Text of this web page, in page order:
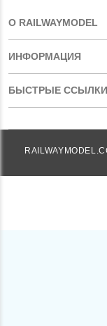
О RAILWAYMODEL
ИНФОРМАЦИЯ
БЫСТРЫЕ ССЫЛКИ